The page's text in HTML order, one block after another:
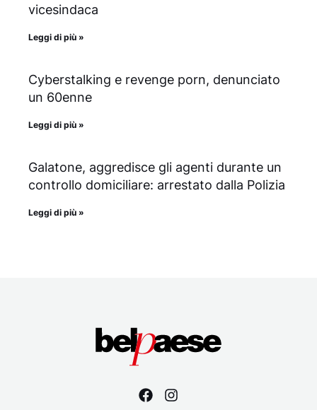
vicesindaca
Leggi di più »
Cyberstalking e revenge porn, denunciato
un 60enne
Leggi di più »
Galatone, aggredisce gli agenti durante un
controllo domiciliare: arrestato dalla Polizia
Leggi di più »